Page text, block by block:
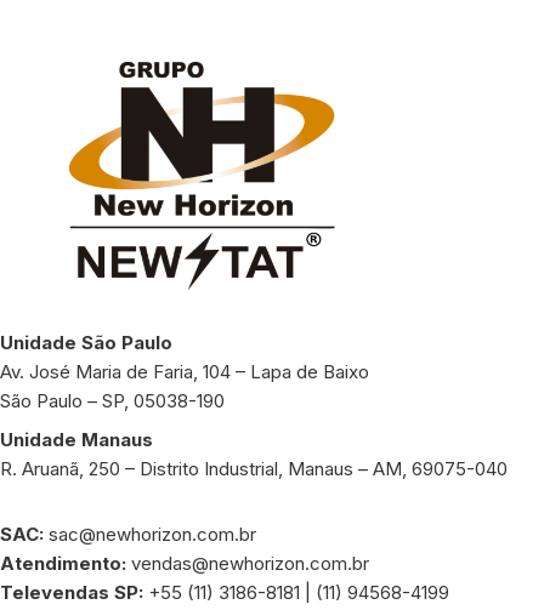
Unidade São Paulo
Av. José Maria de Faria, 104 – Lapa de Baixo
São Paulo – SP, 05038-190
Unidade Manaus
R. Aruanã, 250 – Distrito Industrial, Manaus – AM, 69075-040
SAC: sac@newhorizon.com.br
Atendimento: vendas@newhorizon.com.br
Televendas SP: +55 (11) 3186-8181 | (11) 94568-4199